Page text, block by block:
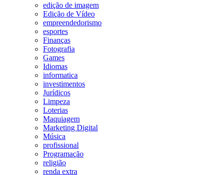
edição de imagem
Edição de Vídeo
empreendedorismo
esportes
Finanças
Fotografia
Games
Idiomas
informatica
investimentos
Jurídicos
Limpeza
Loterias
Maquiagem
Marketing Digital
Música
profissional
Programação
religião
renda extra